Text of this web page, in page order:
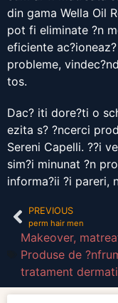
din gama Wella Oil
pot fi eliminate ?n
eficiente
probleme,
tos.
Dac? iti dore?ti o
ezita s? ?ncerci
Sereni Capelli. ??i
sim?i minunat ?n
informa?ii ?i pareri,
PREVIOUS
perm hair men
Makeover,
Produse de
tratament